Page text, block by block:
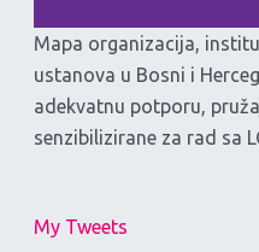
Mapa organizacija,
ustanova u Bosni i
adekvatnu potporu,
senzibilizirane za rad sa
My Tweets